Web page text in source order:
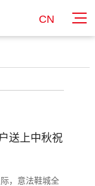
CN
送上中秋祝
，意法鞋城全